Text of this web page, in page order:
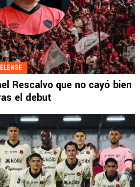
Rescalvo que no cayó bien
el debut